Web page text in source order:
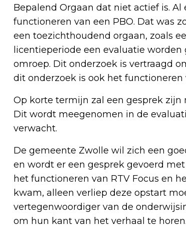
Bepalend Orgaan dat niet actief is.
functioneren van een PBO. Dat was
een toezichthoudend orgaan, zoals
licentieperiode een evaluatie
omroep. Dit onderzoek is vertraagd
dit onderzoek is ook het functioneren
Op korte termijn zal een gesprek
Dit wordt meegenomen in de
verwacht.
De gemeente Zwolle wil zich een
en wordt er een gesprek gevoerd
het functioneren van RTV Focus en
kwam, alleen verliep deze opstart
vertegenwoordiger van de
om hun kant van het verhaal te horen.